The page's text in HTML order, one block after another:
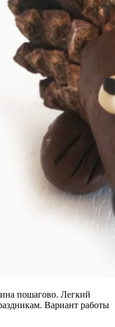
пошагово. Легкий
Вариант работы